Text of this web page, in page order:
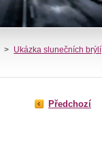
> Ukázka slunečních brýlí
Předchozí